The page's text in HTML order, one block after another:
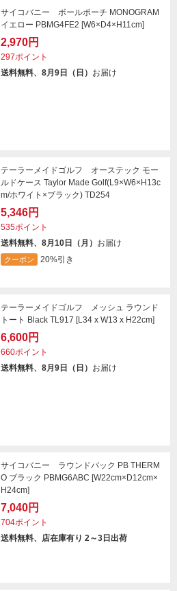
サイコバニー ボールポーチ MONOGRAM
イエロー PBMG4FE2 [W6×D4×H11cm]
2,970円
297ポイント
送料無料、8月9日（日） お届け
テーラーメイドゴルフ オーステック モー
ルドケース Taylor Made Golf(L9×W6×H13c
m/ホワイト×ブラック) TD254
5,346円
535ポイント
送料無料、8月10日（月） お届け
クーポン 20%引き
テーラーメイドゴルフ メッシュ ラウンド
トート Black TL917 [L34 x W13 x H22cm]
6,600円
660ポイント
送料無料、8月9日（日） お届け
サイコバニー ラウンドバック PB THERM
O ブラック PBMG6ABC [W22cm×D12cm×
H24cm]
7,040円
704ポイント
送料無料、店在庫有り 2～3日出荷